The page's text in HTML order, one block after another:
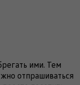
ими. Тем
отпрашиваться